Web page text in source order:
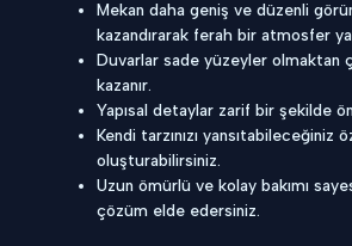
Mekan daha geniş ve düzenli
kazandırarak ferah bir atmosfer
Duvarlar sade yüzeyler olmaktan
kazanır.
Yapısal detaylar zarif bir şekilde
Kendi tarzınızı yansıtabileceğiniz
oluşturabilirsiniz.
Uzun ömürlü ve kolay bakımı
çözüm elde edersiniz.